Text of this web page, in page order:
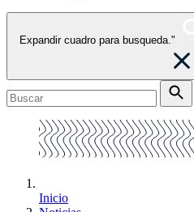
Expandir cuadro para busqueda."
Inicio